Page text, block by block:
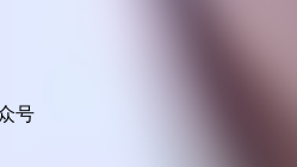
号